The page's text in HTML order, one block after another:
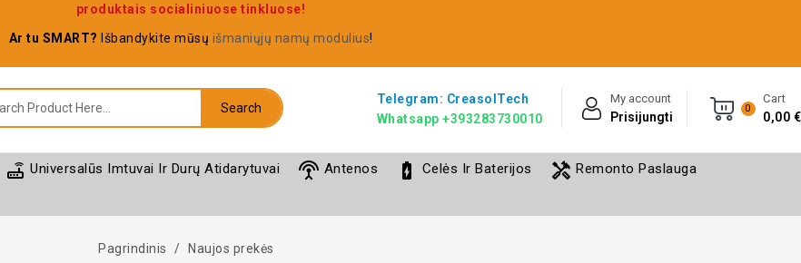
produktais socialiniuose tinkluose!
Ar tu SMART? Išbandykite mūsų išmaniųjų namų modulius!
0
Cart
0,00 €
My account
Prisijungti
Telegram: CreasolTech
Whatsapp +393283730010
Search
router Universalūs Imtuvai Ir Durų Atidarytuvai settings_input_antenna Antenos battery_charging_full Celės Ir Baterijos handyman Remonto Paslauga
Pagrindinis Naujos prekės